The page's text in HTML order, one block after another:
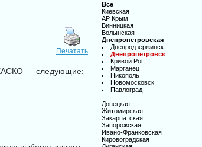
Печатать
— следующие:
Все
Киевская
АР Крым
Винницкая
Волынская
Днепропетровская
Днепродзержинск
Днепропетровск
Кривой Рог
Марганец
Никополь
Новомосковск
Павлоград
Донецкая
Житомирская
Закарпатская
Запорожская
Ивано-Франковская
Кировоградская